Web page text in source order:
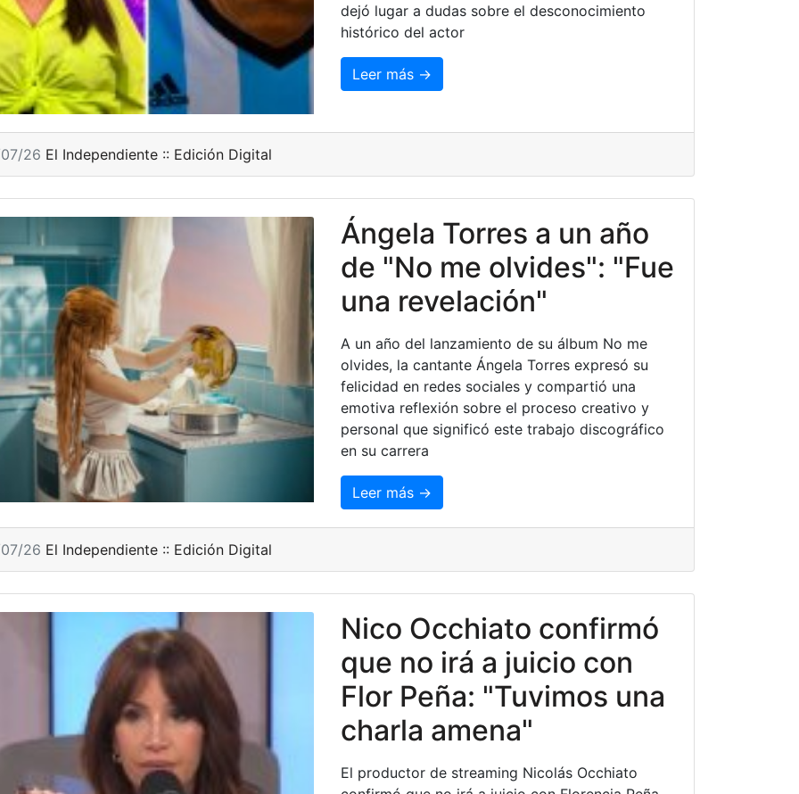
dejó lugar a dudas sobre el desconocimiento
histórico del actor
Leer más →
26 El Independiente :: Edición Digital
Ángela Torres a un año
de "No me olvides": "Fue
una revelación"
A un año del lanzamiento de su álbum No me
olvides, la cantante Ángela Torres expresó su
felicidad en redes sociales y compartió una
emotiva reflexión sobre el proceso creativo y
personal que significó este trabajo discográfico
en su carrera
Leer más →
26 El Independiente :: Edición Digital
Nico Occhiato confirmó
que no irá a juicio con
Flor Peña: "Tuvimos una
charla amena"
El productor de streaming Nicolás Occhiato